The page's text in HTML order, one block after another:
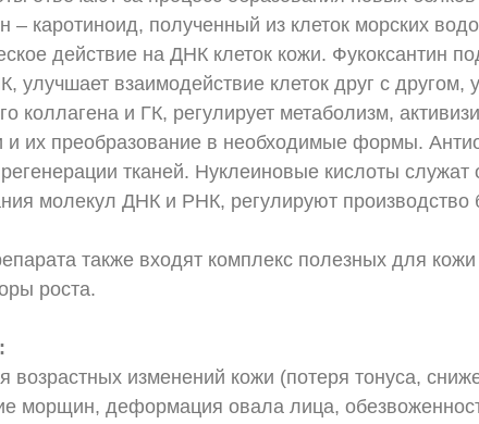
– каротиноид, полученный из клеток морских
действие на ДНК клеток кожи. Фукоксантин
улучшает взаимодействие клеток друг с другом,
коллагена и ГК, регулирует метаболизм,
и их преобразование в необходимые формы.
регенерации тканей. Нуклеиновые кислоты служат
молекул ДНК и РНК, регулируют производство
также входят комплекс полезных для
роста.
возрастных изменений кожи (потеря тонуса,
морщин, деформация овала лица,